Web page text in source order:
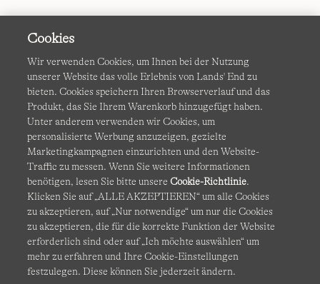
AGB Datenschutz & Sicherheit
Cookies Ich möchte auswählen Barrierefreiheit
Site Map Internationale Websites
Diese Website ist durch reCAPTCHA geschützt. Es gelten die
Datenschutzerklärung undNutzungsbedingungenvon
Google.
Cookies
Wir verwenden Cookies, um Ihnen bei der Nutzung
unserer Website das volle Erlebnis von Lands' End zu
bieten. Cookies speichern Ihren Browserverlauf und das
Produkt, das Sie Ihrem Warenkorb hinzugefügt haben.
Unter anderem verwenden wir Cookies, um
personalisierte Werbung anzuzeigen, gezielte
Marketingkampagnen einzurichten und den Website-
Traffic zu messen. Wenn Sie weitere Informationen
benötigen, lesen Sie bitte unsereCookie-Richtlinie.
Klicken Sie auf „ALLE AKZEPTIEREN“ um alle Cookies
zu akzeptieren, auf „Nur notwendige“ um nur die Cookies
zu akzeptieren, die für die korrekte Funktion der Website
erforderlich sind oder auf „Ich möchte auswählen“ um
mehr zu erfahren und Ihre Cookie-Einstellungen
festzulegen. Diese können Sie jederzeit ändern.